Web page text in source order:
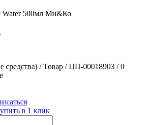
Water 500мл Ми&Ко
/ Товар / ЦП-00018903 / 0
в 1 клик